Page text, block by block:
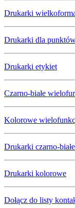
Drukarki
Drukarki dla
Drukarki etykiet
Czarno-białe
Kolorowe
Drukarki czarno-białe
Drukarki kolorowe
Dołącz do listy